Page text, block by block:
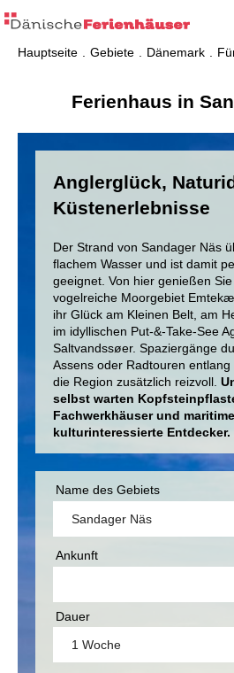
Hauptseite Gebiete Dänemark
Ferienhaus in
Anglerglück,
Küstenerlebnisse
Der Strand von Sandager Näs
flachem Wasser und ist damit
geeignet. Von hier genießen
vogelreiche Moorgebiet
ihr Glück am Kleinen Belt, am
im idyllischen Put-&-Take-See
Saltvandssøer. Spaziergänge
Assens oder Radtouren
die Region zusätzlich reizvoll.
selbst warten
Fachwerkhäuser und
kulturinteressierte Entdecker.
Name des Gebiets
Ankunft
Dauer